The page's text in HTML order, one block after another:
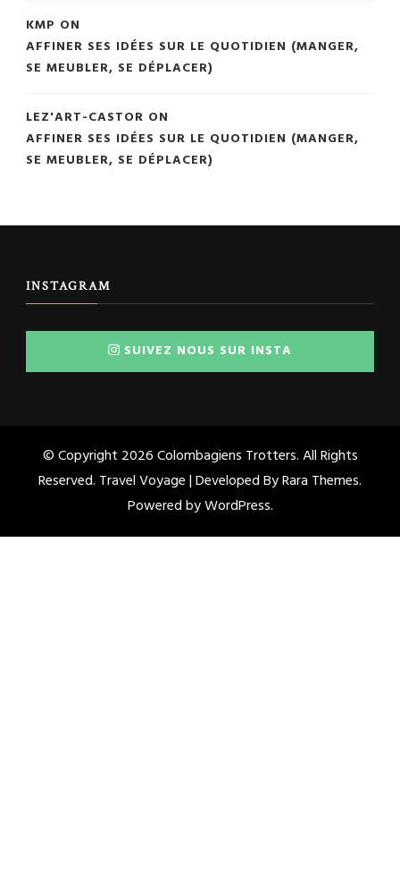
KMP ON
AFFINER SES IDÉES SUR LE QUOTIDIEN (MANGER,
SE MEUBLER, SE DÉPLACER)
LEZ'ART-CASTOR ON
AFFINER SES IDÉES SUR LE QUOTIDIEN (MANGER,
SE MEUBLER, SE DÉPLACER)
INSTAGRAM
SUIVEZ NOUS SUR INSTA
© Copyright 2026Colombagiens Trotters. All Rights
Reserved. Travel Voyage | Developed ByRara Themes.
Powered byWordPress.